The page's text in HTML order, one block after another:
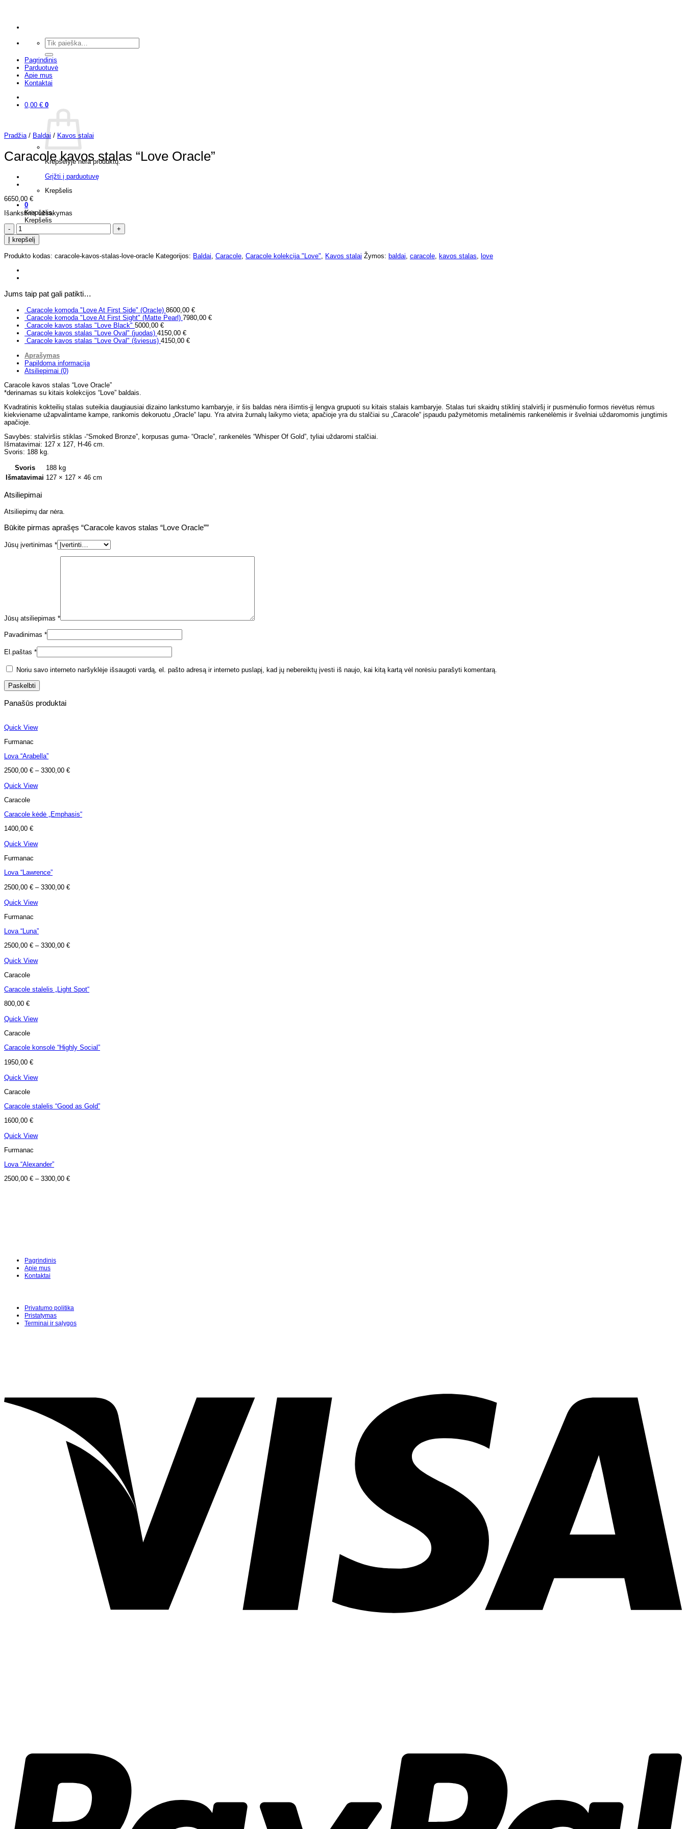
Ieškoti:
Pagrindinis
Parduotuvė
Apie mus
Kontaktai
0,00 € 0
Krepšelyje nėra produktų.
Grįžti į parduotuvę
Krepšelis
0
Krepšelis
Krepšelis
Pradžia / Baldai / Kavos stalai
Caracole kavos stalas “Love Oracle”
6650,00 €
Išankstinis užsakymas
produkto
kiekis:
Caracole
stalas
Oracle"
Į krepšelį
Produkto kodas: caracole-kavos-stalas-love-oracle Kategorijos: Baldai Caracole Caracole kolekcija "Love" Kavos stalai Žymos: baldai caracole kavos stalas love
Jums taip pat gali patikti…
Caracole komoda "Love At First Side" (Oracle) 8600,00 €
Caracole komoda "Love At First Sight" (Matte Pearl) 7980,00 €
Caracole kavos stalas "Love Black" 5000,00 €
Caracole kavos stalas "Love Oval" (juodas) 4150,00 €
Caracole kavos stalas "Love Oval" (šviesus) 4150,00 €
Aprašymas
Papildoma informacija
Atsiliepimai (0)
Caracole kavos stalas “Love Oracle”
*derinamas su kitais kolekcijos “Love” baldais.
Kvadratinis kokteilių stalas suteikia daugiausiai dizaino lankstumo kambaryje, ir šis baldas nėra išimtis-jį lengva grupuoti su kitais stalais kambaryje. Stalas turi skaidrų stiklinį stalviršį ir pusmėnulio formos rievėtus rėmus
kiekviename užapvalintame kampe, rankomis dekoruotu „Oracle“ lapu. Yra atvira žurnalų laikymo vieta; apačioje yra du stalčiai su „Caracole“ įspaudu pažymėtomis metalinėmis rankenėlėmis ir švelniai uždaromomis jungtimis
apačioje.
Savybės: stalviršis stiklas -“Smoked Bronze”, korpusas guma- “Oracle”, rankenėlės “Whisper Of Gold”, tyliai uždaromi stalčiai.
Išmatavimai: 127 x 127, H-46 cm.
Svoris: 188 kg.
Svoris
188 kg
Išmatavimai 127 × 127 × 46 cm
Atsiliepimai
Atsiliepimų dar nėra.
Būkite pirmas aprašęs “Caracole kavos stalas “Love Oracle””
Jūsų įvertinimas *
Jūsų atsiliepimas *
Pavadinimas *
El.paštas *
Noriu savo interneto naršyklėje išsaugoti vardą, el. pašto adresą ir interneto puslapį, kad jų nebereiktų įvesti iš naujo, kai kitą kartą vėl norėsiu parašyti komentarą.
Panašūs produktai
Quick View
Furmanac
Lova “Arabella”
2500,00 € – 3300,00 €
Quick View
Caracole
Caracole kėdė „Emphasis“
1400,00 €
Quick View
Furmanac
Lova “Lawrence”
2500,00 € – 3300,00 €
Quick View
Furmanac
Lova “Luna”
2500,00 € – 3300,00 €
Quick View
Caracole
Caracole stalelis „Light Spot“
800,00 €
Quick View
Caracole
Caracole konsolė “Highly Social”
1950,00 €
Quick View
Caracole
Caracole stalelis “Good as Gold”
1600,00 €
Quick View
Furmanac
Lova “Alexander”
2500,00 € – 3300,00 €
Pagrindinis
Apie mus
Kontaktai
Privatumo politika
Pristatymas
Terminai ir sąlygos